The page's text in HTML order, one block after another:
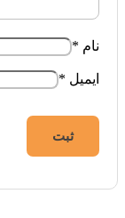
نام *
ایمیل *